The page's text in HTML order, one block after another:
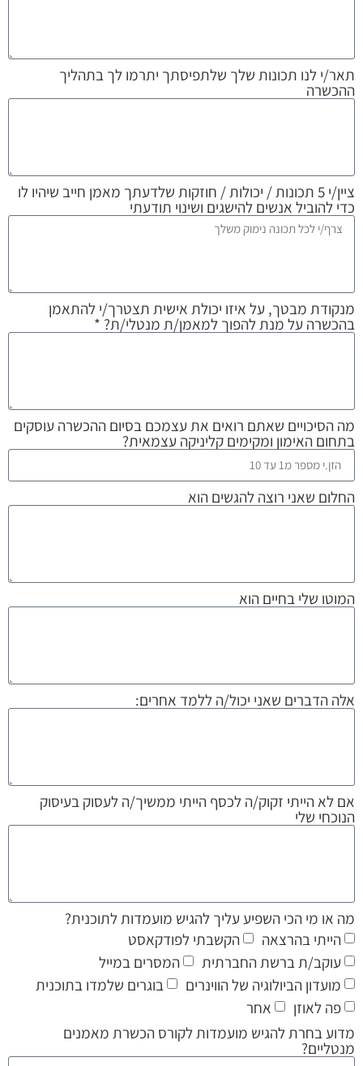
תאר/י לנו תכונות שלך שלתפיסתך יתרמו לך בתהליך
ההכשרה
ציין/י 5 תכונות / יכולות / חוזקות שלדעתך מאמן חייב שיהיו לו
כדי להוביל אנשים להישגים ושינוי תודעתי
מנקודת מבטך, על איזו יכולת אישית תצטרך/י להתאמן
בהכשרה על מנת להפוך למאמן/ת מנטלי/ת? *
מה הסיכויים שאתם רואים את עצמכם בסיום ההכשרה עוסקים
בתחום האימון ומקימים קליניקה עצמאית?
החלום שאני רוצה להגשים הוא
המוטו שלי בחיים הוא
אלה הדברים שאני יכול/ה ללמד אחרים:
אם לא הייתי זקוק/ה לכסף הייתי ממשיך/ה לעסוק בעיסוק
הנוכחי שלי
מה או מי הכי השפיע עליך להגיש מועמדות לתוכנית?
הייתי בהרצאה
הקשבתי לפודקאסט
⁠עוקב/ת ברשת החברתית
המסרים במייל
⁠מועדון הביולוגיה של הווינרים
⁠בוגרים שלמדו בתוכנית
פה לאוזן
⁠אחר
מדוע בחרת להגיש מועמדות לקורס הכשרת מאמנים
מנטליים?